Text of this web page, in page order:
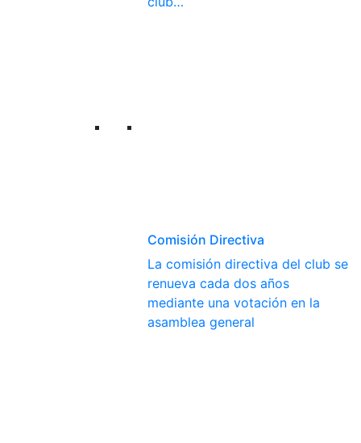
Comisión Directiva
La comisión directiva del club se
renueva cada dos años
mediante una votación en la
asamblea general